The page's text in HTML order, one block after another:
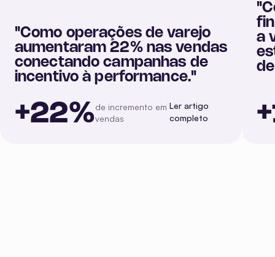
"Como operações de varejo
aumentaram 22% nas vendas
conectando campanhas de
incentivo à performance."
+22%de incremento em
vendas
Ler artigo
completo
"
a